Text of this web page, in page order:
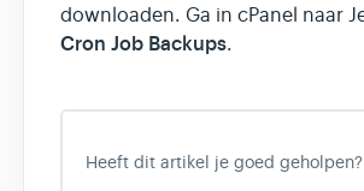
downloaden. Ga in cPanel naar
Cron Job Backups.
Heeft dit artikel je goed geholpen?